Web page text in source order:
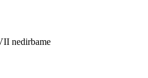
nedirbame